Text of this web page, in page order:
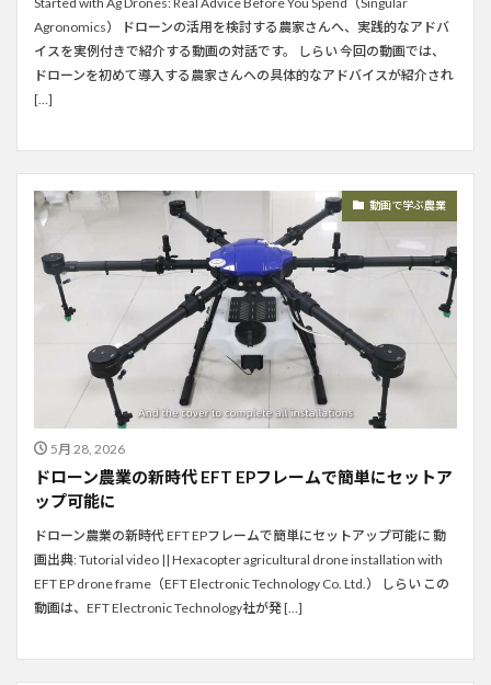
Agronomics） ドローンの活用を検討する農家さんへ、実践的なアドバ
イスを実例付きで紹介する動画の対話です。 しらい 今回の動画では、
ドローンを初めて導入する農家さんへの具体的なアドバイスが紹介され
[…]
動画で学ぶ農業
5月 28, 2026
ドローン農業の新時代 EFT EPフレームで簡単にセットア
ップ可能に
ドローン農業の新時代 EFT EPフレームで簡単にセットアップ可能に 動
画出典: Tutorial video || Hexacopter agricultural drone installation with
EFT EP drone frame（EFT Electronic Technology Co. Ltd.） しらい この
動画は、EFT Electronic Technology社が発 […]